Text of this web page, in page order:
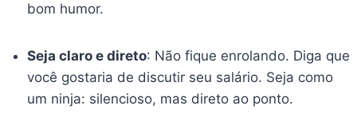
bom humor.
Seja claro e direto: Não fique enrolando. Diga que
você gostaria de discutir seu salário. Seja como
um ninja: silencioso, mas direto ao ponto.